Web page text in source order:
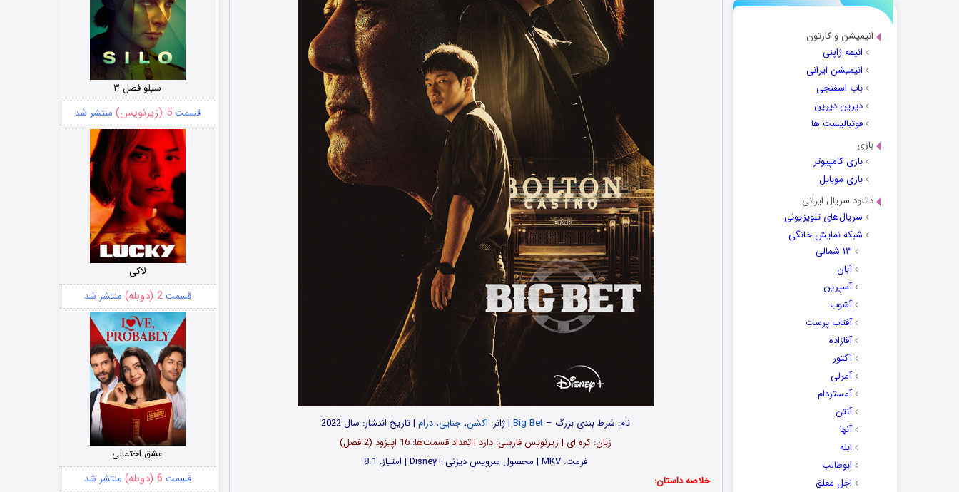
انیمیشن و کارتون
انیمه ژاپنی
انیمیشن ایرانی
باب اسفنجی
دیرین دیرین
فوتبالیست ها
بازی
بازی کامپیوتر
بازی موبایل
دانلود سریال ایرانی
سریال‌های تلویزیونی
شبکه نمایش خانگی
۱۳ شمالی
آبان
آسپرین
آشوب
آفتاب پرست
آقازاده
آکتور
آمرلی
آمستردام
آنتن
آنها
ابله
ابوطالب
اجل معلق
نام: شرط بندی بزرگ – Big Bet| ژانر: اکشن، جنایی، درام| تاریخ انتشار: سال 2022
زبان: کره‌ ای | زیرنویس فارسی: دارد | تعداد قسمت‌‌‌ها: 16 اپیزود (2 فصل)
فرمت: MKV | محصول سرویس دیزنی +Disney | امتیاز: 8.1
خلاصه داستان:
سیلو فصل ۳
قسمت5 (زیرنویس) منتشر شد
لاکی
قسمت2 (دوبله) منتشر شد
عشق احتمالی
قسمت 6 (دوبله) منتشر شد